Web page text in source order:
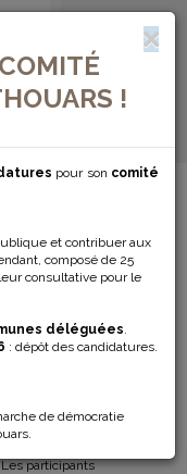
!
pour son comité
et contribuer aux
composé de 25
consultative pour le
déléguées.
: dépôt des candidatures.
de démocratie
la Communauté
une visite
de rénovation
mars 2026 à
entièrement
utilisant
participants